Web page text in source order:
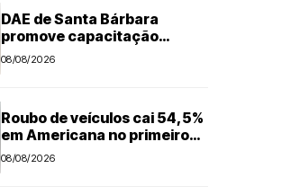
DAE de Santa Bárbara
promove capacitação
técnica e projeta economia
08/08/2026
Roubo de veículos cai 54,5%
em Americana no primeiro
semestre
08/08/2026